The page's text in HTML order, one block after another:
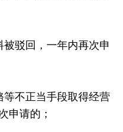
被驳回，一年内再次申
等不正当手段取得经营
申请的；